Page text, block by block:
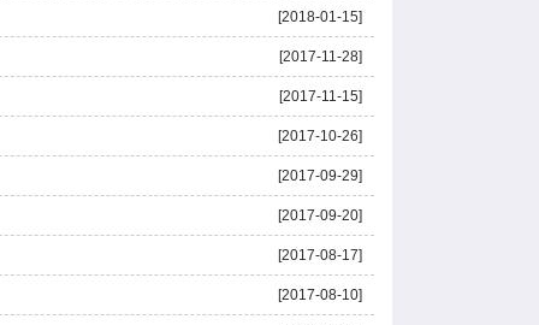
[2018-01-15]
[2017-11-28]
[2017-11-15]
[2017-10-26]
[2017-09-29]
[2017-09-20]
[2017-08-17]
[2017-08-10]